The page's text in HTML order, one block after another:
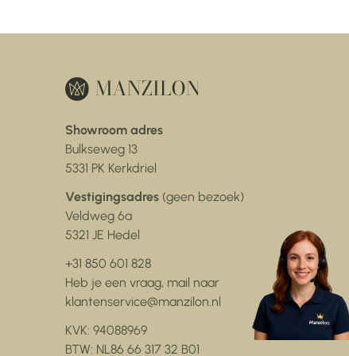
Showroom adres
Bulkseweg 13
5331 PK Kerkdriel
Vestigingsadres (geen bezoek)
Veldweg 6a
5321 JE Hedel
+31 850 601 828
Heb je een vraag, mail naar
klantenservice@manzilon.nl
KVK: 94088969
BTW: NL86 66 317 32 B01